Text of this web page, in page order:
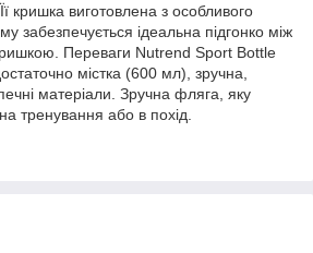
Її кришка виготовлена з особливого
забезпечується ідеальна підгонко між
Переваги Nutrend Sport Bottle
містка (600 мл), зручна,
матеріали. Зручна фляга, яку
тренування або в похід.